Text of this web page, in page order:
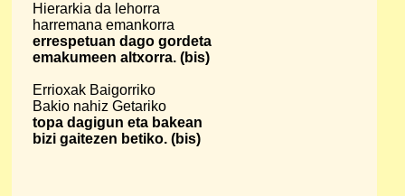
Hierarkia da lehorra
harremana emankorra
errespetuan dago gordeta
emakumeen altxorra. (bis)
Errioxak Baigorriko
Bakio nahiz Getariko
topa dagigun eta bakean
bizi gaitezen betiko. (bis)